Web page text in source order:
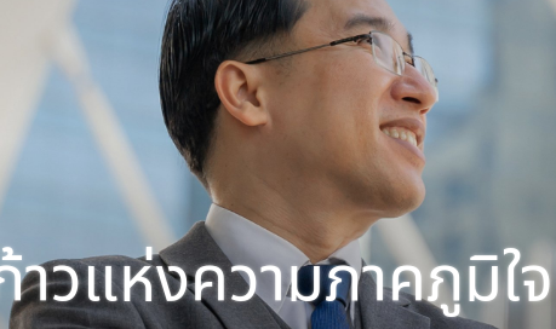
าวแห่งความภาคภูมิใจ